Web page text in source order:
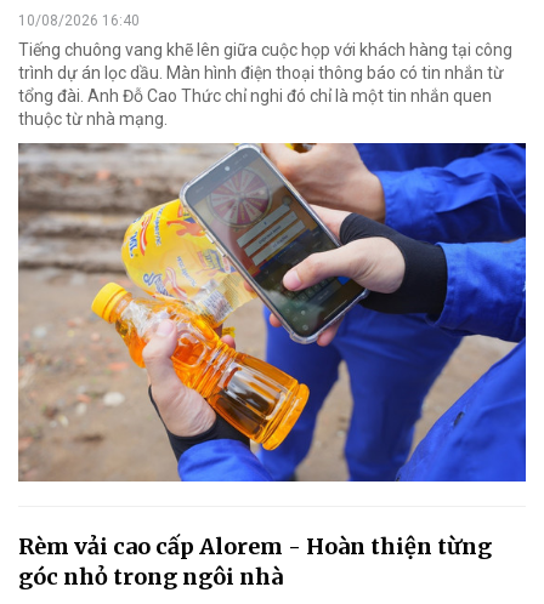
10/08/2026 16:40
Tiếng chuông vang khẽ lên giữa cuộc họp với khách hàng tại công
trình dự án lọc dầu. Màn hình điện thoại thông báo có tin nhắn từ
tổng đài. Anh Đỗ Cao Thức chỉ nghi đó chỉ là một tin nhắn quen
thuộc từ nhà mạng.
Rèm vải cao cấp Alorem - Hoàn thiện từng
góc nhỏ trong ngôi nhà